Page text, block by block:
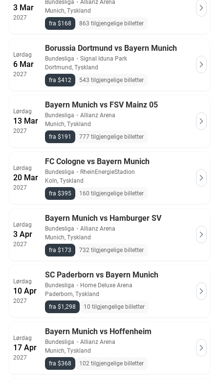
3 Mar
2027
Bundesliga ・ Allianz Arena
Munich, Tyskland
fra $168
863 tilgjengelige billetter
Lørdag
6 Mar
2027
Borussia Dortmund vs Bayern Munich
Bundesliga ・ Signal Iduna Park
Dortmund, Tyskland
fra $412
543 tilgjengelige billetter
Lørdag
13 Mar
2027
Bayern Munich vs FSV Mainz 05
Bundesliga ・ Allianz Arena
Munich, Tyskland
fra $191
777 tilgjengelige billetter
Lørdag
20 Mar
2027
FC Cologne vs Bayern Munich
Bundesliga ・ RheinEnergieStadion
Koln, Tyskland
fra $395
160 tilgjengelige billetter
Lørdag
3 Apr
2027
Bayern Munich vs Hamburger SV
Bundesliga ・ Allianz Arena
Munich, Tyskland
fra $173
732 tilgjengelige billetter
Lørdag
10 Apr
2027
SC Paderborn vs Bayern Munich
Bundesliga ・ Home Deluxe Arena
Paderborn, Tyskland
fra $1,298
10 tilgjengelige billetter
Lørdag
17 Apr
2027
Bayern Munich vs Hoffenheim
Bundesliga ・ Allianz Arena
Munich, Tyskland
fra $368
102 tilgjengelige billetter